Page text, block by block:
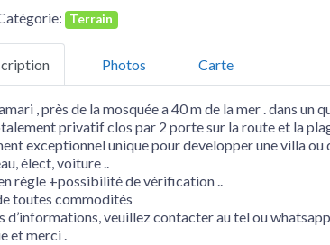
Terrain
Photos Carte
, près de la mosquée a 40 m de la mer . dans un
privatif clos par 2 porte sur la route et la
exceptionnel unique pour developper une villa ou
élect, voiture ..
règle +possibilité de vérification ..
toutes commodités
d’informations, veuillez contacter au tel ou
et merci .